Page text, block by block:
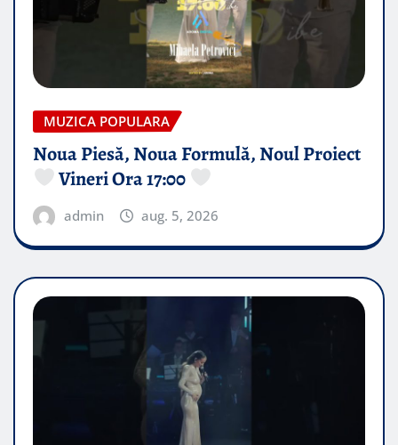
MUZICA POPULARA
Noua Piesă, Noua Formulă, Noul Proiect
Vineri Ora 17:00
admin aug. 5, 2026